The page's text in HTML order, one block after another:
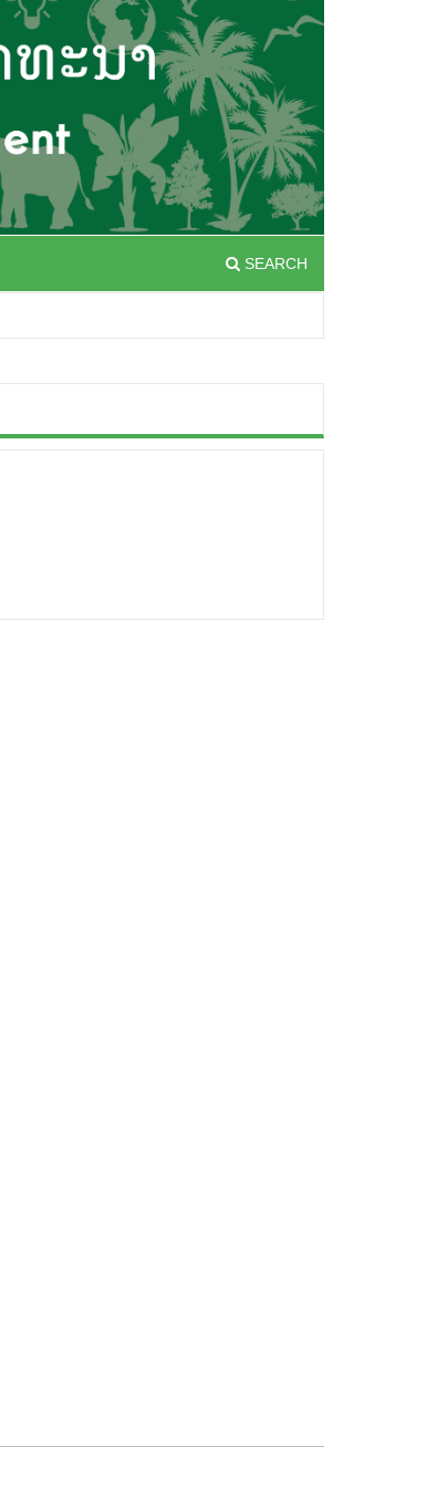
SEARCH